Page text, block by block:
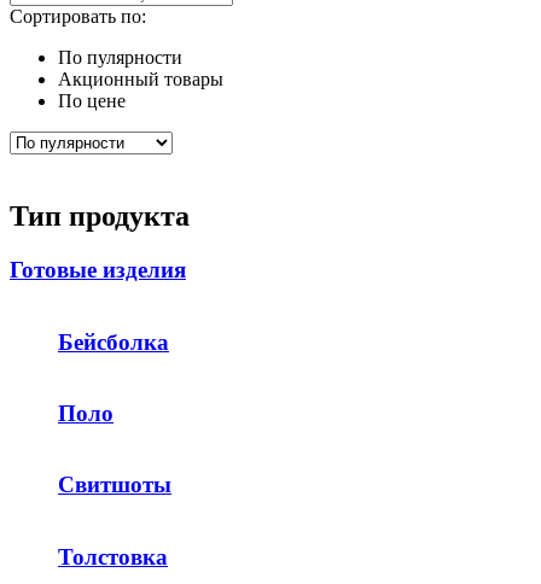
Сортировать по:
По пулярности
Акционный товары
По цене
Тип продукта
Готовые изделия
Бейсболка
Поло
Свитшоты
Толстовка